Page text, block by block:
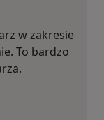
w zakresie
To bardzo